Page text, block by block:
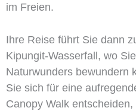
im Freien.
Ihre Reise führt Sie dann
Kipungit-Wasserfall, wo
Naturwunders bewundern
Sie sich für eine
Canopy Walk